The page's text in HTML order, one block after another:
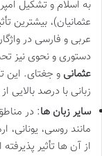
به اسلام و تشکیل
عثمانیان)، بیشترین
عربی و فارسی در
دستوری و نحوی نیز
عثمانی و جغتای. این
زبانی با درصد بالایی
سایر زبان ها: در
مانند روسی، یونانی،
از آن ها تأثیر